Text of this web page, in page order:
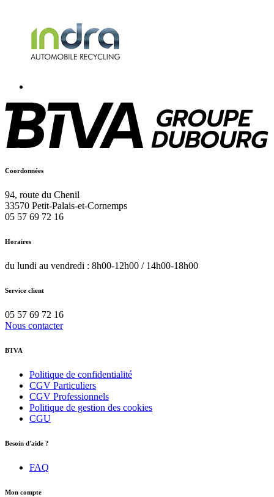
Coordonnées
94, route du Chenil
33570 Petit-Palais-et-Cornemps
05 57 69 72 16
Horaires
du lundi au vendredi : 8h00-12h00 / 14h00-18h00
Service client
05 57 69 72 16
Nous contacter
BTVA
Politique de confidentialité
CGV Particuliers
CGV Professionnels
Politique de gestion des cookies
CGU
Besoin d'aide ?
FAQ
Mon compte